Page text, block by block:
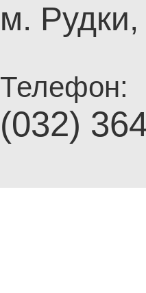
м.
Телефон:
(032)